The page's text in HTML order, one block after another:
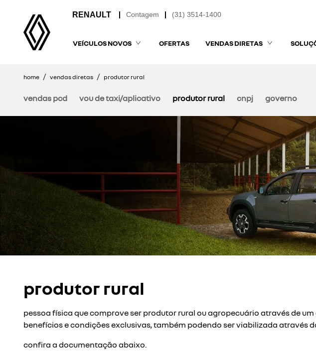
(31) 3514-1400
Contagem
VEÍCULOS NOVOS OFERTAS VENDAS DIRETAS
home vendas diretas produtor rural
vendas pcd vou de taxi/aplicativo produtor rural cnpj governo
produtor rural
pessoa física que comprove ser produtor rural ou agropecuário através de
benefícios e condições exclusivas, também podendo ser viabilizada através
confira a documentação abaixo.